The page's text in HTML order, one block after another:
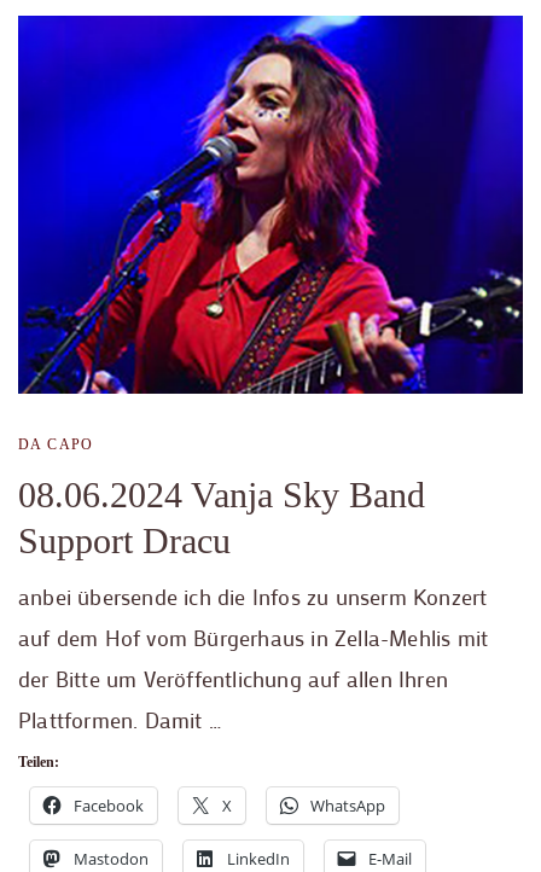
DA CAPO
08.06.2024 Vanja Sky Band
Support Dracu
anbei übersende ich die Infos zu unserm Konzert
auf dem Hof vom Bürgerhaus in Zella-Mehlis mit
der Bitte um Veröffentlichung auf allen Ihren
Plattformen. Damit …
Teilen:
Facebook X WhatsApp
Mastodon LinkedIn E-Mail